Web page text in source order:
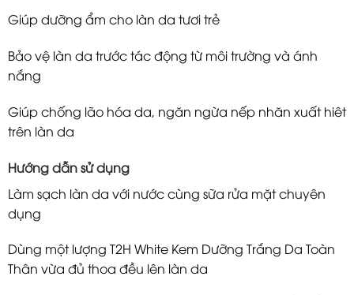
Giúp dưỡng ẩm cho làn da tươi trẻ
Bảo vệ làn da trước tác động từ môi trường và ánh
nắng
Giúp chống lão hóa da, ngăn ngừa nếp nhăn xuất hiêt
trên làn da
Hướng dẫn sử dụng
Làm sạch làn da với nước cùng sữa rửa mặt chuyên
dụng
Dùng một lượng T2H White Kem Dưỡng Trắng Da Toàn
Thân vừa đủ thoa đều lên làn da